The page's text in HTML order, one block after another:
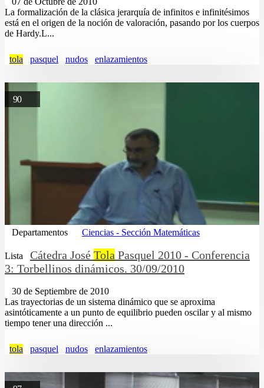
La formalización de la clásica jerarquía de infinitos e infinitésimos
está en el origen de la noción de valoración, pasando por los cuerpos
de Hardy.L...
tola pasquel nudos enlazamientos
90
Departamentos Ciencias - Sección Matemáticas
Lista Cátedra José Tola Pasquel 2010 - Conferencia
3: Torbellinos dinámicos. 30/09/2010
30 de Septiembre de 2010
Las trayectorias de un sistema dinámico que se aproxima
asintóticamente a un punto de equilibrio pueden oscilar y al mismo
tiempo tener una dirección ...
tola pasquel nudos enlazamientos